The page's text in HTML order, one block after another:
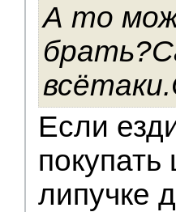
А то
Если
липучке